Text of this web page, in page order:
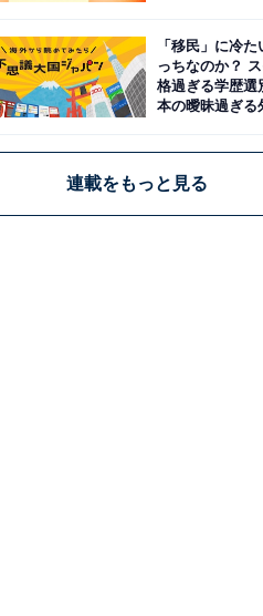
「移民」に冷
っちなのか？
格過ぎる学歴選
本の曖昧過ぎる
連載をもっと見る